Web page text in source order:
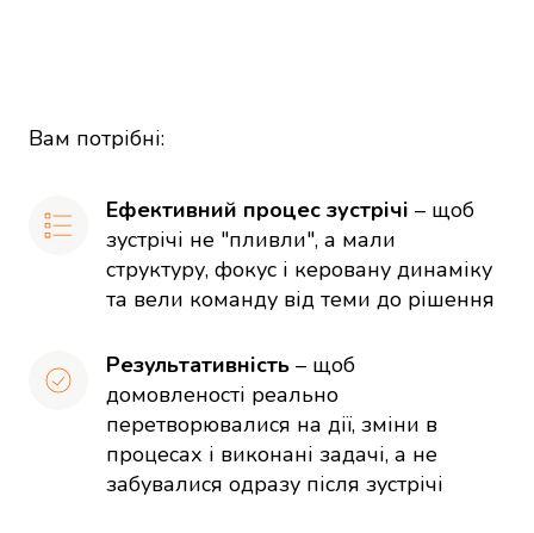
Вам потрібні:
Ефективний процес зустрічі – щоб
зустрічі не "пливли", а мали
структуру, фокус і керовану динаміку
та вели команду від теми до рішення
Результативність – щоб
домовленості реально
перетворювалися на дії, зміни в
процесах і виконані задачі, а не
забувалися одразу після зустрічі